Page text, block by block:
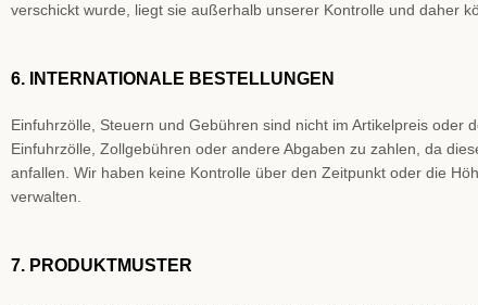
verschickt wurde, liegt sie außerhalb unserer Kontrolle und daher
6. INTERNATIONALE BESTELLUNGEN
Einfuhrzölle, Steuern und Gebühren sind nicht im Artikelpreis oder
Einfuhrzölle, Zollgebühren oder andere Abgaben zu zahlen, da
anfallen. Wir haben keine Kontrolle über den Zeitpunkt oder die
verwalten.
7. PRODUKTMUSTER